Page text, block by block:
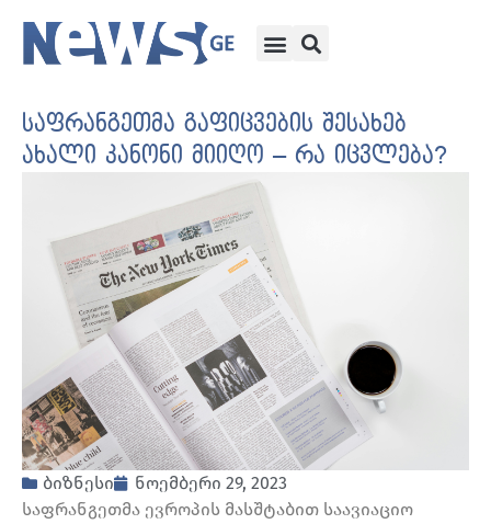
საფრანგეთმა გაფიცვების შესახებ
ახალი კანონი მიიღო – რა იცვლება?
ბიზნესი
ნოემბერი 29, 2023
საფრანგეთმა ევროპის მასშტაბით საავიაციო